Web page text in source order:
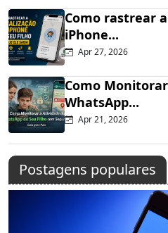
Como rastrear
iPhone...
Apr 27, 2026
Como
WhatsApp...
Apr 21, 2026
Postagens populares